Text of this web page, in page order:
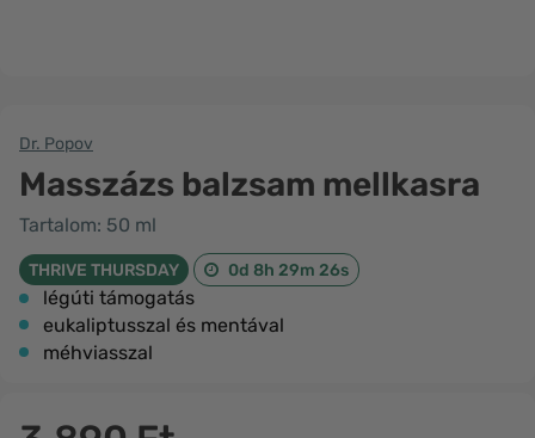
Dr. Popov
Masszázs balzsam mellkasra
Tartalom: 50 ml
THRIVE THURSDAY 0d 8h 29m 26s
légúti támogatás
eukaliptusszal és mentával
méhviasszal